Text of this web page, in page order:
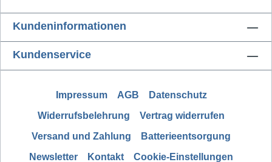
Kundeninformationen
Kundenservice
Impressum AGB
Datenschutz
Widerrufsbelehrung
Vertrag widerrufen
Versand und Zahlung
Batterieentsorgung
Newsletter
Kontakt
Cookie-Einstellungen